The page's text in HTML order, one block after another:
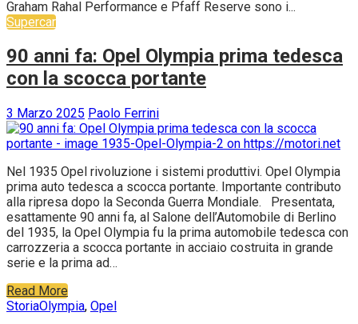
Graham Rahal Performance e Pfaff Reserve sono i...
Supercar
90 anni fa: Opel Olympia prima tedesca
con la scocca portante
3 Marzo 2025 Paolo Ferrini
Nel 1935 Opel rivoluzione i sistemi produttivi. Opel Olympia
prima auto tedesca a scocca portante. Importante contributo
alla ripresa dopo la Seconda Guerra Mondiale. Presentata,
esattamente 90 anni fa, al Salone dell’Automobile di Berlino
del 1935, la Opel Olympia fu la prima automobile tedesca con
carrozzeria a scocca portante in acciaio costruita in grande
serie e la prima ad…
Read More
StoriaOlympia, Opel